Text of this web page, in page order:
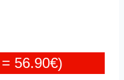
56.90€)